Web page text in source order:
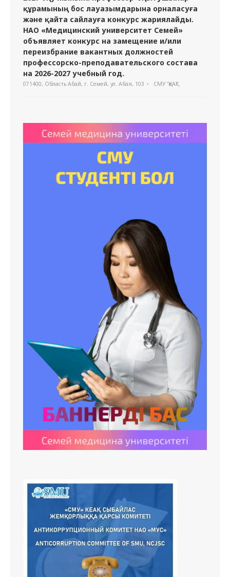
құрамының бос лауазымдарына орналасуға
және қайта сайлауға конкурс жариялайды.
НАО «Медицинский университет Семей»
объявляет конкурс на замещение и/или
переизбрание вакантных должностей
профессорско-преподавательского состава
на 2026-2027 учебный год.
071400, Область Абай, г. Семей, ул. Абая, 103 СМУ "ҚеАҚ"